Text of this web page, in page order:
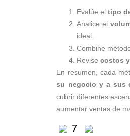
Evalúe el tipo
Analice el
ideal.
Combine
Revise costos
En resumen, cada
su negocio y a sus
cubrir diferentes
aumentar ventas de
7